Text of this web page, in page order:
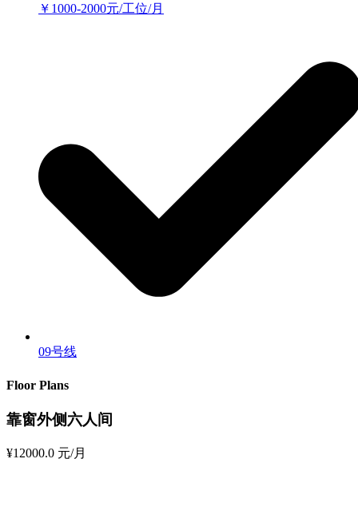
￥1000-2000元/工位/月
09号线
Floor Plans
靠窗外侧六人间
¥12000.0 元/月